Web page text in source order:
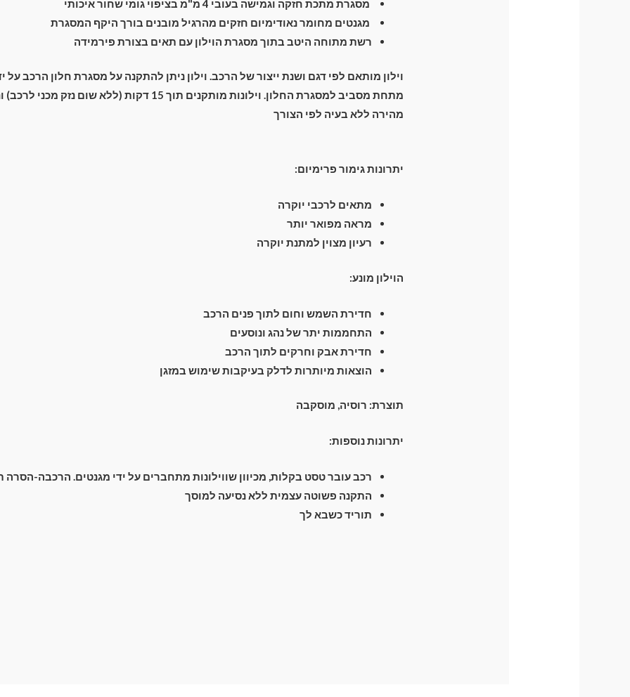
מסגרת מתכת חזקה וגמישה בעובי 4 מ"מ בציפוי גומי שחור איכותי
מגנטים מחומר נאודימיום חזקים מהרגיל מובנים בורך היקף המסגרת
רשת מתוחה היטב בתוך מסגרת הוילון עם תאים בצורת פירמידה
וילון מותאם לפי דגם ושנת ייצור של הרכב. וילון ניתן להתקנה על מסגרת חלון הרכב על
מתחת מסביב למסגרת החלון. וילונות מותקנים תוך 15 דקות (ללא
מהירה ללא בעיה לפי הצורך
יתרונות גימור פרימיום:
מתאים לרכבי יוקרה
מראה מפואר יותר
רעיון מצוין למתנת יוקרה
הוילון מונע:
חדירת השמש וחום לתוך פנים הרכב
התחממות יתר של נהג ונוסעים
חדירת אבק וחרקים לתוך הרכב
הוצאות מיותרות לדלק בעיקבות שימוש במזגן
תוצרת: רוסיה, מוסקבה
יתרונות נוספות:
רכב עובר טסט בקלות, מכיוון שווילונות מתחברים על ידי מגנטים. הרכבה-הסרה תוך 2
התקנה פשוטה עצמית ללא נסיעה למוסך
תוריד כשבא לך